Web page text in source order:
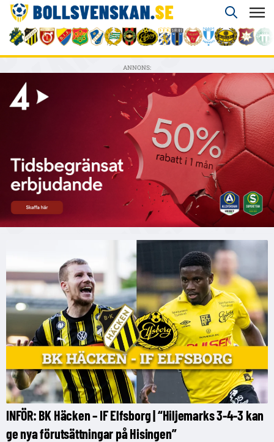
ANNONS:
INFÖR: BK Häcken – IF Elfsborg | “Hiljemarks 3-4-3 kan
ge nya förutsättningar på Hisingen”